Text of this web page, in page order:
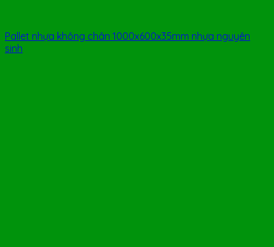
Pallet nhựa không chân 1000x600x35mm nhựa nguyên
sinh